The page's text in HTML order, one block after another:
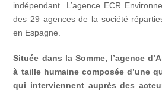
indépendant. L’agence ECR
des 29 agences de la société
en Espagne.
Située dans la Somme, l’agence
à taille humaine composée d’une
qui interviennent auprès des